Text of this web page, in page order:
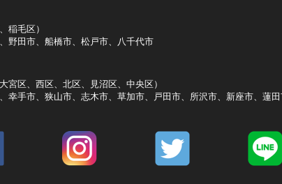
稲毛区）
野田市、船橋市、松戸市、八千代市
宮区、西区、北区、見沼区、中央区）
幸手市、狭山市、志木市、草加市、戸田市、所沢市、新座市、蓮